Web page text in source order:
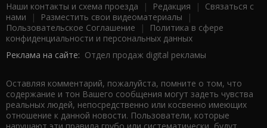
Наши контакты и схема проезда | Редакция | Связаться с
нами | Разместить свои видеоматериалы |
Пользовательское Соглашение |
Политика в сфере
конфиденциальности и персональных данных
Реклама на сайте: Отдел продаж digital рекламы
Оставляя комментарий, пожалуйста, помните о том, что
содержание и тон Вашего сообщения могут задеть чувства
реальных людей, непосредственно или косвенно имеющих
отношение к данной новости. Пользователи, которые